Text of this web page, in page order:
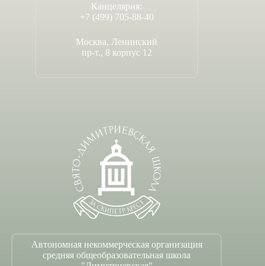
Канцелярия:
+7 (499) 705-88-40
Москва, Ленинский
пр-т., 8 корпус 12
Автономная некоммерческая организация
средняя общеобразовательная школа